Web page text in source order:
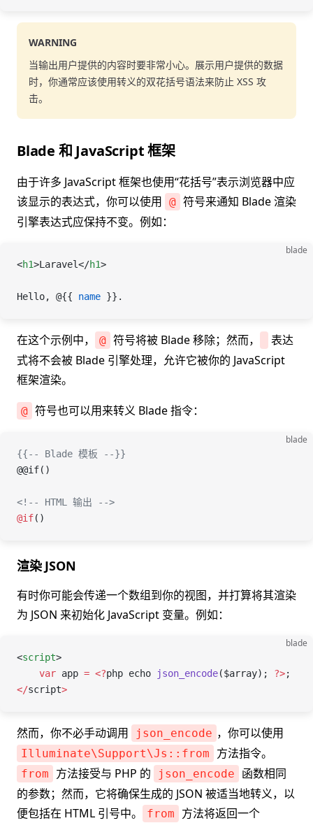
WARNING
当输出用户提供的内容时要非常小心。展示用户提供的数据
时，你通常应该使用转义的双花括号语法来防止 XSS 攻
击。
Blade 和 JavaScript 框架
由于许多 JavaScript 框架也使用“花括号”表示浏览器中应
该显示的表达式，你可以使用 @ 符号来通知 Blade 渲染
引擎表达式应保持不变。例如：
blade
<h1>Laravel</h1>
Hello, @{{ name }}.
在这个示例中， @ 符号将被 Blade 移除；然而，
表达
式将不会被 Blade 引擎处理，允许它被你的 JavaScript
框架渲染。
@ 符号也可以用来转义 Blade 指令：
blade
{{-- Blade 模板 --}}
@@if()
<!-- HTML 输出 -->
@if()
渲染 JSON
有时你可能会传递一个数组到你的视图，并打算将其渲染
为 JSON 来初始化 JavaScript 变量。例如：
blade
<script>
    var
app = <?php echo json_encode($array); ?>;
</script>
然而，你不必手动调用 json_encode ，你可以使用
Illuminate\Support\Js::from 方法指令。
from 方法接受与 PHP 的 json_encode
函数相同
的参数；然而，它将确保生成的 JSON 被适当地转义，以
便包括在 HTML 引号中。
from 方法将返回一个